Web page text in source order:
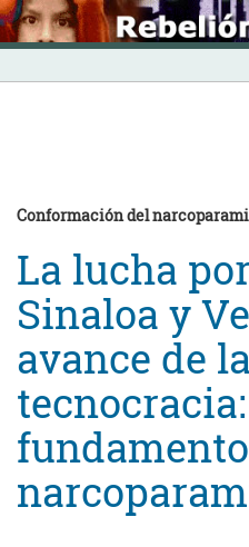
Skip
to
content
INICIO
Conformación del
La lucha
Sinaloa y
avance de la
tecnocracia: